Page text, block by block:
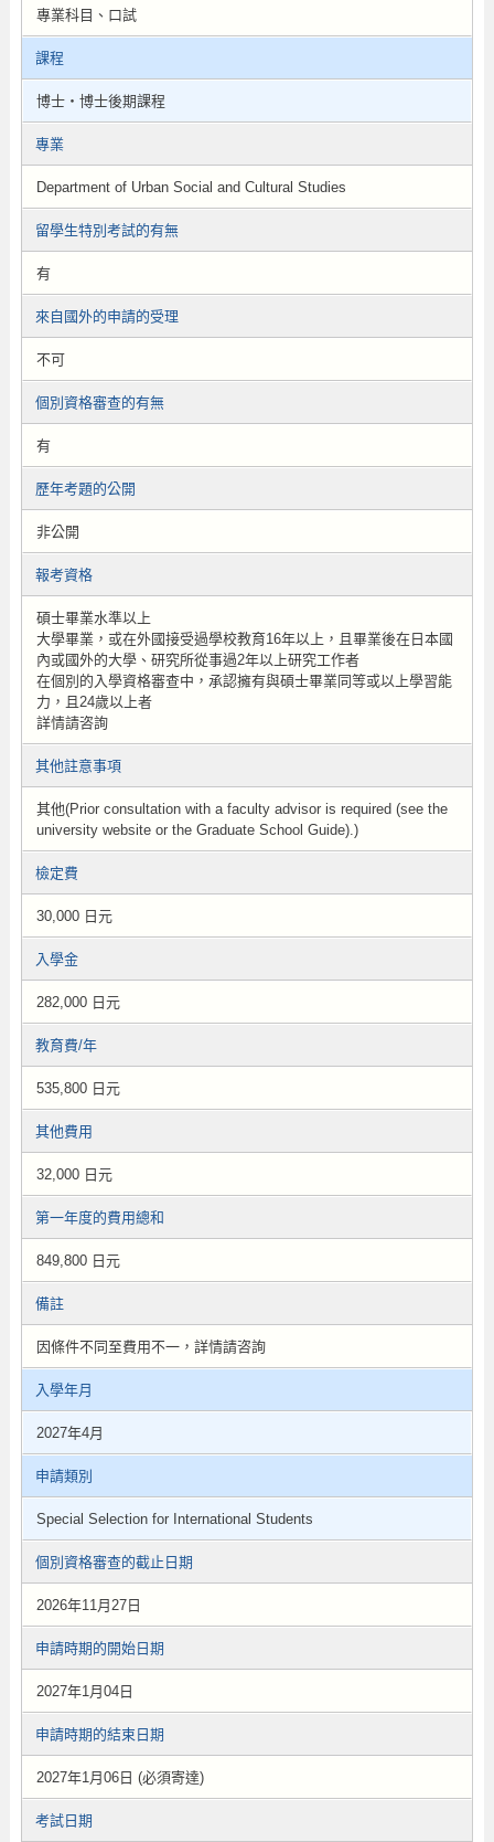
專業科目、口試
課程
博士・博士後期課程
專業
Department of Urban Social and Cultural Studies
留學生特別考試的有無
有
來自國外的申請的受理
不可
個別資格審查的有無
有
歷年考題的公開
非公開
報考資格
碩士畢業水準以上
大學畢業，或在外國接受過學校教育16年以上，且畢業後在日本國
內或國外的大學、研究所從事過2年以上研究工作者
在個別的入學資格審查中，承認擁有與碩士畢業同等或以上學習能
力，且24歲以上者
詳情請咨詢
其他註意事項
其他(Prior consultation with a faculty advisor is required (see the
university website or the Graduate School Guide).)
檢定費
30,000 日元
入學金
282,000 日元
教育費/年
535,800 日元
其他費用
32,000 日元
第一年度的費用總和
849,800 日元
備註
因條件不同至費用不一，詳情請咨詢
入學年月
2027年4月
申請類別
Special Selection for International Students
個別資格審查的截止日期
2026年11月27日
申請時期的開始日期
2027年1月04日
申請時期的結束日期
2027年1月06日 (必須寄達)
考試日期